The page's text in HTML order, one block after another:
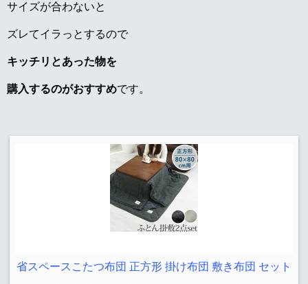
サイズが合わないと
ズレてイラっとするので
キッチリとあった物を
購入するのがおすすめです。
省スペースこたつ布団 正方形 掛け布団 敷き布団 セット